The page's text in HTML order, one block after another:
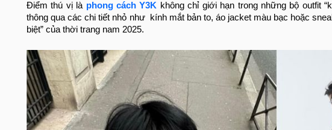
Điểm thú vị là phong cách Y3K không chỉ giới hạn trong những bộ outfit
thông qua các chi tiết nhỏ như kính mắt bản to, áo jacket màu bạc hoặc
biệt” của thời trang nam 2025.